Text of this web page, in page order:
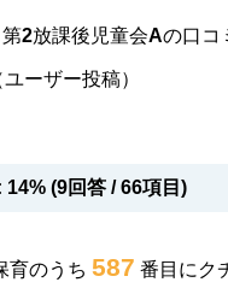
2放課後児童会Aの口コ
ユーザー投稿）
14% (9回答 / 66項目)
育のうち 587 番目にク